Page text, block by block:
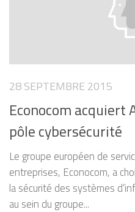
28 SEPTEMBRE 2015
Econocom acquiert
pôle cybersécurité
Le groupe européen de
entreprises, Econocom, a
la sécurité des systèmes
au sein du groupe...